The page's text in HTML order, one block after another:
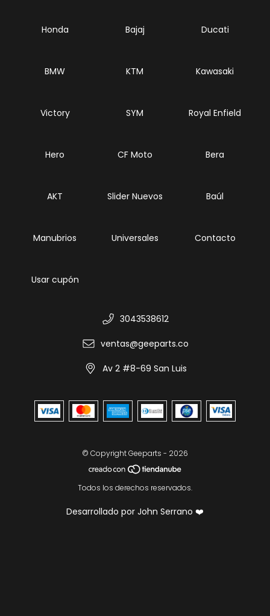
Honda Bajaj Ducati
BMW KTM Kawasaki
Victory SYM Royal Enfield
Hero CF Moto Bera
AKT Slider Nuevos Baúl
Manubrios Universales Contacto
Usar cupón
3043538612
ventas@geeparts.co
Av 2 #8-69 San Luis
© Copyright Geeparts - 2026
Todos los derechos reservados.
Desarrollado por John Serrano ❤️